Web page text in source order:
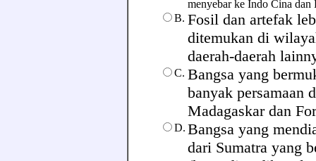
menyebar ke Indo Cina dan
B. Fosil dan artefak
ditemukan di
daerah-daerah
C. Bangsa yang
banyak persamaan
Madagaskar dan
D. Bangsa yang
dari Sumatra yang